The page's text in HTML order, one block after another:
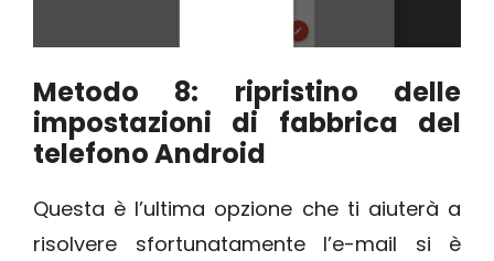
Metodo 8: ripristino delle
impostazioni di fabbrica del
telefono Android
Questa è l’ultima opzione che ti aiuterà a
risolvere sfortunatamente l’e-mail si è